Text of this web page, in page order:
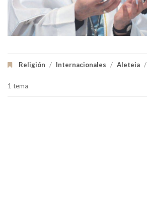
Religión / Internacionales / Aleteia /
1 tema